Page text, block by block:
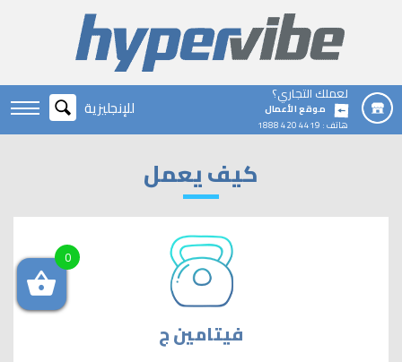
للإنجليزية
لعملك التجاري؟
موقع الأعمال
هاتف : 4419 420 1888
كيف يعمل
فيتامين ج
0